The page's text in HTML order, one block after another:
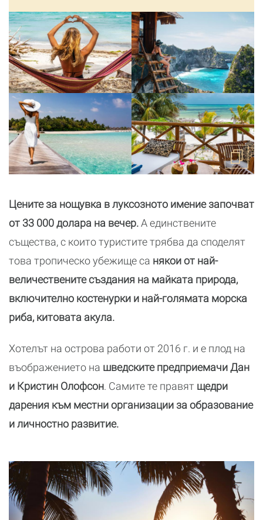
Цените за нощувка в луксозното имение започват
от 33 000 долара на вечер.А единствените
същества, с които туристите трябва да споделят
това тропическо убежище са някои от най-
величествените създания на майката природа,
включително костенурки и най-голямата морска
риба, китовата акула.
Хотелът на острова работи от 2016 г. и е плод на
въображението на шведските предприемачи Дан
и Кристин Олофсон. Самите те правят щедри
дарения към местни организации за образование
и личностно развитие.